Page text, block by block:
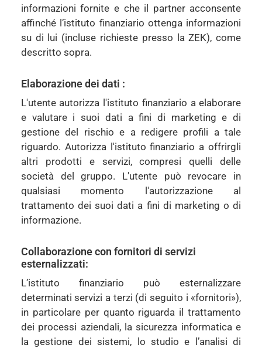
informazioni fornite e che il partner acconsente
affinché l’istituto finanziario ottenga informazioni
su di lui (incluse richieste presso la ZEK), come
descritto sopra.
Elaborazione dei dati :
L'utente autorizza l'istituto finanziario a elaborare
e valutare i suoi dati a fini di marketing e di
gestione del rischio e a redigere profili a tale
riguardo. Autorizza l'istituto finanziario a offrirgli
altri prodotti e servizi, compresi quelli delle
società del gruppo. L'utente può revocare in
qualsiasi momento l'autorizzazione al
trattamento dei suoi dati a fini di marketing o di
informazione.
Collaborazione con fornitori di servizi
esternalizzati:
L’istituto finanziario può esternalizzare
determinati servizi a terzi (di seguito i «fornitori»),
in particolare per quanto riguarda il trattamento
dei processi aziendali, la sicurezza informatica e
la gestione dei sistemi, lo studio e l’analisi di